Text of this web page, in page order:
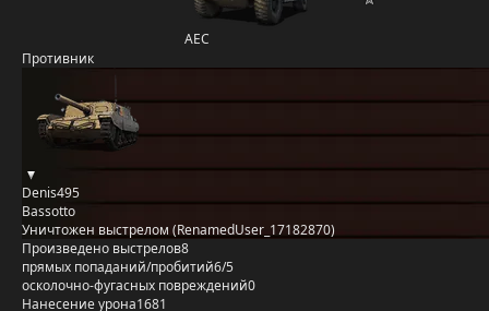
AEC
Противник
Denis495
Bassotto
Уничтожен выстрелом (RenamedUser_17182870)
Произведено выстрелов8
прямых попаданий/пробитий6/5
осколочно-фугасных повреждений0
Нанесение урона1681